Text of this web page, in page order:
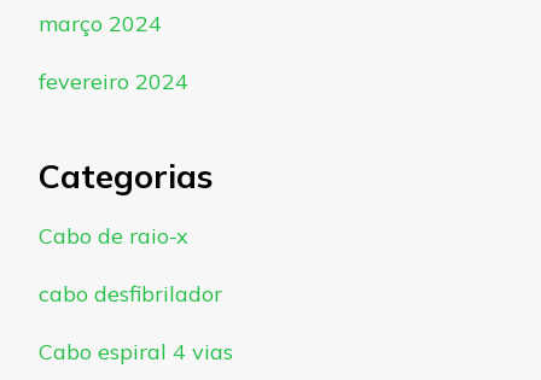
março 2024
fevereiro 2024
Categorias
Cabo de raio-x
cabo desfibrilador
Cabo espiral 4 vias